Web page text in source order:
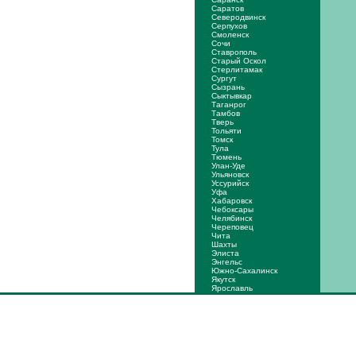
Саратов
Северодвинск
Серпухов
Смоленск
Сочи
Ставрополь
Старый Оскол
Стерлитамак
Сургут
Сызрань
Сыктывкар
Таганрог
Тамбов
Тверь
Тольяти
Томск
Тула
Тюмень
Улан-Уде
Ульяновск
Уссурийск
Уфа
Хабаровск
Чебоксары
Челябинск
Череповец
Чита
Шахты
Элиста
Энгельс
Южно-Сахалинск
Якутск
Ярослaвль